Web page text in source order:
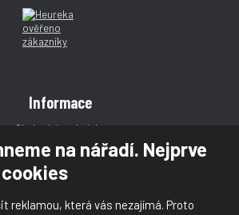
na nářadí. Nejprve
reklamou, která vás nezajímá. Proto
Informace
Obchodní podmínky
Reklamace
Magazín